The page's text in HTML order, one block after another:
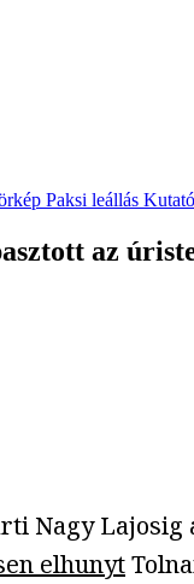
Paksi leállás
az
Nagy
elhunyt